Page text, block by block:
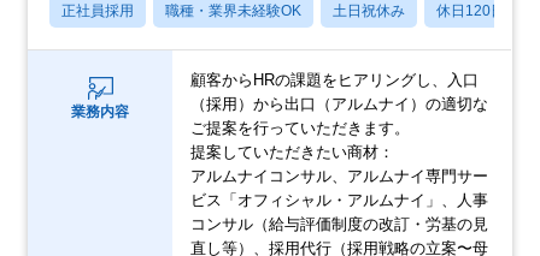
正社員採用 職種・業界未経験OK 土日祝休み 休日120日以上
業務内容
顧客からHRの課題をヒアリングし、入口
（採用）から出口（アルムナイ）の適切な
ご提案を行っていただきます。
提案していただきたい商材：
アルムナイコンサル、アルムナイ専門サー
ビス「オフィシャル・アルムナイ」、人事
コンサル（給与評価制度の改訂・労基の見
直し等）、採用代行（採用戦略の立案〜母